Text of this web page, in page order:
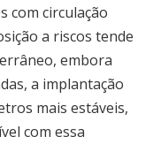
com circulação
a riscos tende
embora
a implantação
mais estáveis,
com essa